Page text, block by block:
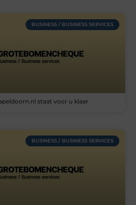
BUSINESS / BUSINESS SERVICES
staat voor u klaar
BUSINESS / BUSINESS SERVICES